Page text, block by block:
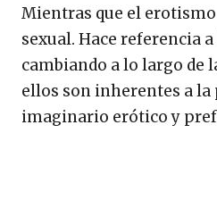
Mientras que el
sexual. Hace referencia
cambiando a lo largo de
ellos son inherentes a
imaginario erótico y